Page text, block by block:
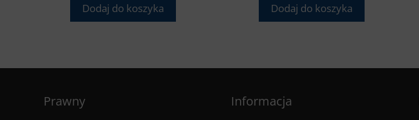
Dodaj do koszyka Dodaj do koszyka
Prawny Informacja